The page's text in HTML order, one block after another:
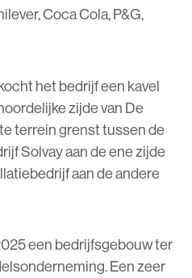
Coca Cola, P&G,
het bedrijf een kavel
zijde van De
terrein grenst tussen de
Solvay aan de ene zijde
aan de andere
een bedrijfsgebouw ter
Een zeer